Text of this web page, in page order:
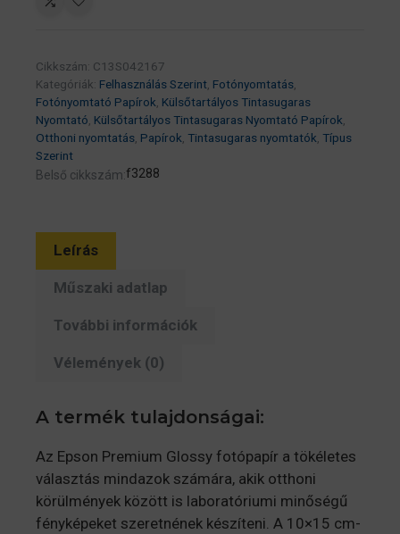
for
1),
100
mennyiség
Cikkszám: C13S042167
Kategóriák: Felhasználás Szerint Fotónyomtatás
Fotónyomtató Papírok Külsőtartályos Tintasugaras
Nyomtató Külsőtartályos Tintasugaras Nyomtató Papírok
Otthoni nyomtatás Papírok Tintasugaras nyomtatók Típus
Szerint
Belső cikkszám:f3288
Leírás
Műszaki adatlap
További információk
Vélemények (0)
A termék tulajdonságai:
Az Epson Premium Glossy fotópapír a tökéletes
választás mindazok számára, akik otthoni
körülmények között is laboratóriumi minőségű
fényképeket szeretnének készíteni. A 10×15 cm-